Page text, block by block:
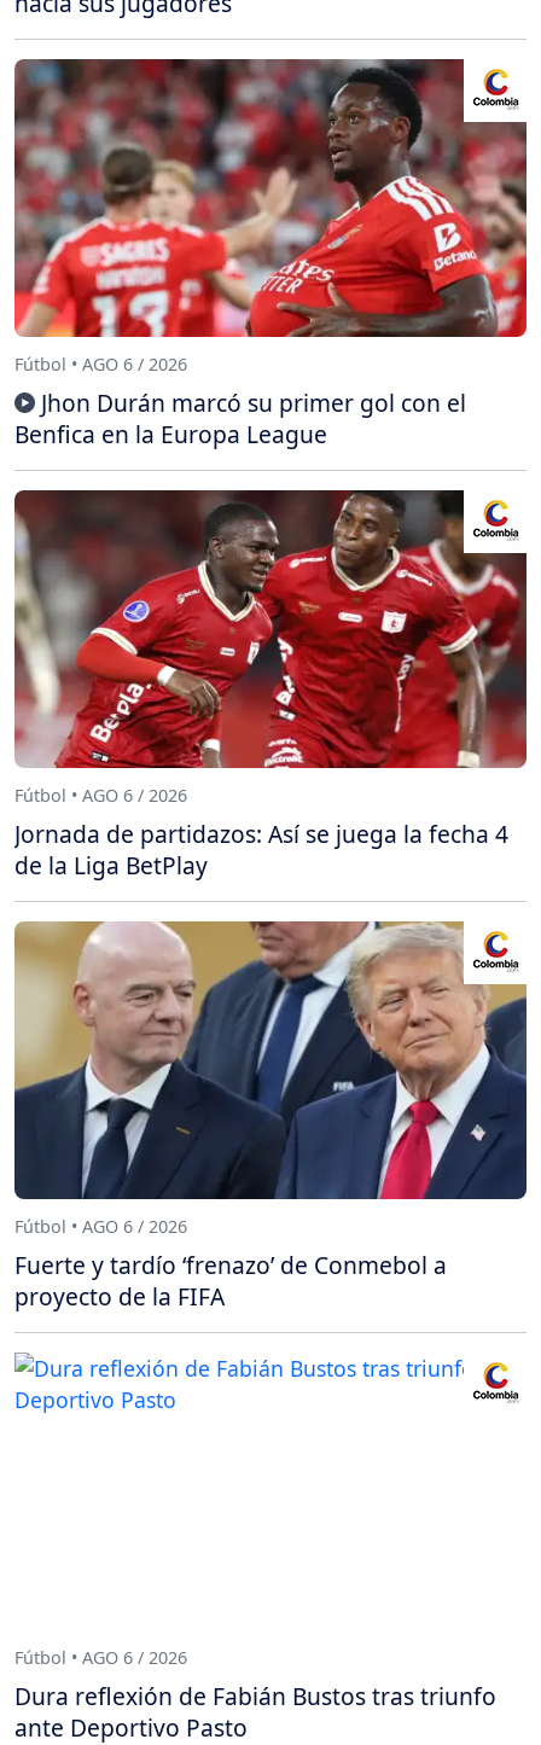
Fútbol • AGO 6 / 2026
Jhon Durán marcó su primer gol con el
Benfica en la Europa League
Fútbol • AGO 6 / 2026
Jornada de partidazos: Así se juega la fecha 4
de la Liga BetPlay
Fútbol • AGO 6 / 2026
Fuerte y tardío ‘frenazo’ de Conmebol a
proyecto de la FIFA
Fútbol • AGO 6 / 2026
Dura reflexión de Fabián Bustos tras triunfo
ante Deportivo Pasto